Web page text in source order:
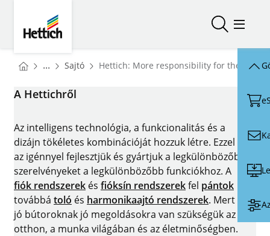
Keresés
You are here:
Homepage
... SajtóHomepage
Hettich: More responsibility for the team
A Hettichről
Az intelligens technológia, a funkcionalitás és a
dizájn tökéletes kombinációját hozzuk létre. Ezzel
az igénnyel fejlesztjük és gyártjuk a legkülönbözőbb
szerelvényeket a legkülönbözőbb funkciókhoz. A
fiók rendszerek és fióksín rendszerekfel pántok
továbbá toló és harmonikaajtó rendszerek. Mert a
jó bútoroknak jó megoldásokra van szükségük az
otthon, a munka világában és az életminőségben.